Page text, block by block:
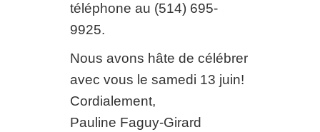
téléphone au (514) 695-
9925.
Nous avons hâte de célébrer
avec vous le samedi 13 juin!
Cordialement,
Pauline Faguy-Girard